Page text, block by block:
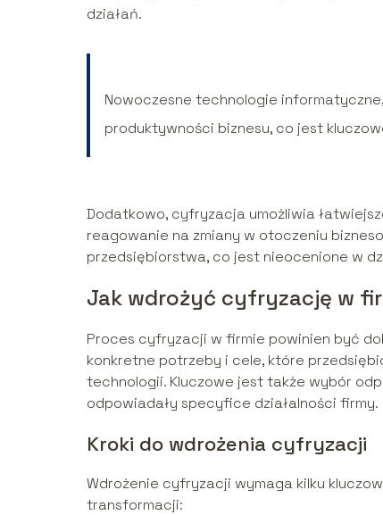
działań.
Nowoczesne technologie
produktywności biznesu, co jest
Dodatkowo, cyfryzacja umożliwia
reagowanie na zmiany w otoczeniu
przedsiębiorstwa, co jest nieocenione w
Jak wdrożyć cyfryzację w
Proces cyfryzacji w firmie powinien być
konkretne potrzeby i cele, które
technologii. Kluczowe jest także wybór
odpowiadały specyfice działalności firmy.
Kroki do wdrożenia cyfryzacji
Wdrożenie cyfryzacji wymaga kilku
transformacji: